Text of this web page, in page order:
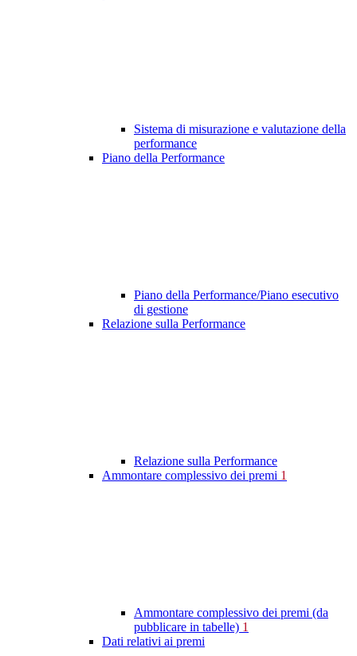
Sistema di misurazione e valutazione della
performance
Piano della Performance
Piano della Performance/Piano esecutivo
di gestione
Relazione sulla Performance
Relazione sulla Performance
Ammontare complessivo dei premi 1
Ammontare complessivo dei premi (da
pubblicare in tabelle) 1
Dati relativi ai premi